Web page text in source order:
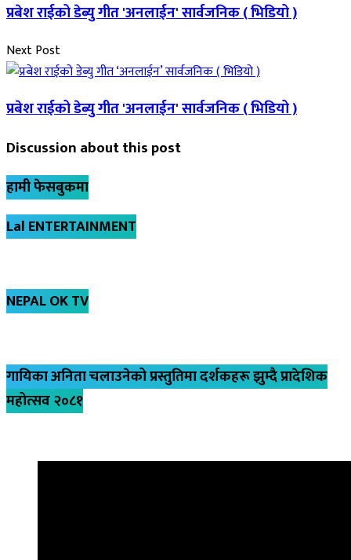
प्रबेश राईको डेब्यु गीत 'अनलाईन' सार्वजनिक ( भिडियो )
Next Post
प्रबेश राईको डेब्यु गीत 'अनलाईन' सार्वजनिक ( भिडियो )
Discussion about this post
हामी फेसबुकमा
Lal ENTERTAINMENT
NEPAL OK TV
गायिका अनिता चलाउनेको प्रस्तुतिमा दर्शकहरू झुम्दै प्रादेशिक
महोत्सव २०८१